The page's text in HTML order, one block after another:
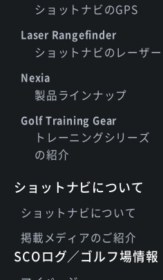
ショットナビのGPS
Laser Rangefinder
ショットナビのレーザー
Nexia
製品ラインナップ
Golf Training Gear
トレーニングシリーズ
の紹介
ショットナビについて
ショットナビについて
掲載メディアのご紹介
SCOログ／ゴルフ場情報